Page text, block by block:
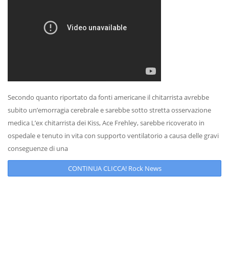
Secondo quanto riportato da fonti americane il chitarrista avrebbe
subito un’emorragia cerebrale e sarebbe sotto stretta osservazione
medica L’ex chitarrista dei Kiss, Ace Frehley, sarebbe ricoverato in
ospedale e tenuto in vita con supporto ventilatorio a causa delle gravi
conseguenze di una
CONTINUA CLICCA! Rock News